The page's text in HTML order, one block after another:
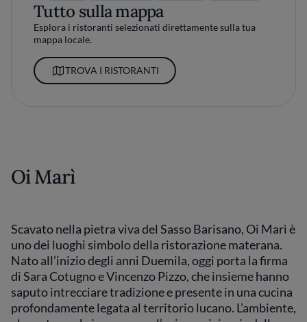
Tutto sulla mappa
Esplora i ristoranti selezionati direttamente sulla tua
mappa locale.
TROVA I RISTORANTI
Oi Marì
Scavato nella pietra viva del Sasso Barisano, Oi Marì è
uno dei luoghi simbolo della ristorazione materana.
Nato all’inizio degli anni Duemila, oggi porta la firma
di Sara Cotugno e Vincenzo Pizzo, che insieme hanno
saputo intrecciare tradizione e presente in una cucina
profondamente legata al territorio lucano. L’ambiente,